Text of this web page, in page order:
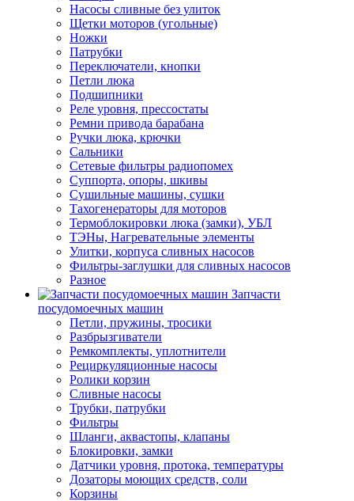
Насосы сливные без улиток
Щетки моторов (угольные)
Ножки
Патрубки
Переключатели, кнопки
Петли люка
Подшипники
Реле уровня, прессостаты
Ремни привода барабана
Ручки люка, крючки
Сальники
Сетевые фильтры радиопомех
Суппорта, опоры, шкивы
Сушильные машины, сушки
Тахогенераторы для моторов
Термоблокировки люка (замки), УБЛ
ТЭНы, Нагревательные элементы
Улитки, корпуса сливных насосов
Фильтры-заглушки для сливных насосов
Разное
Запчасти
посудомоечных машин
Петли, пружины, тросики
Разбрызгиватели
Ремкомплекты, уплотнители
Рециркуляционные насосы
Ролики корзин
Сливные насосы
Трубки, патрубки
Фильтры
Шланги, аквастопы, клапаны
Блокировки, замки
Датчики уровня, протока, температуры
Дозаторы моющих средств, соли
Корзины